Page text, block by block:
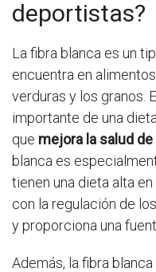
deportistas?
La fibra blanca es un
encuentra en
verduras y los granos.
importante de una
que mejora la salud
blanca es
tienen una dieta alta
con la regulación de
y proporciona una
Además, la fibra